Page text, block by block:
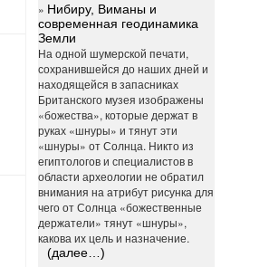
» Нибиру, Виманы и
современная геодинамика
Земли
На одной шумерской печати,
сохранившейся до наших дней и
находящейся в запасниках
Британского музея изображены
«божества», которые держат в
руках «шнуры» и тянут эти
«шнуры» от Солнца. Никто из
египтологов и специалистов в
области археологии не обратил
внимания на атрибут рисунка для
чего от Солнца «божественные
держатели» тянут «шнуры»,
какова их цель и назначение.
(далее…)